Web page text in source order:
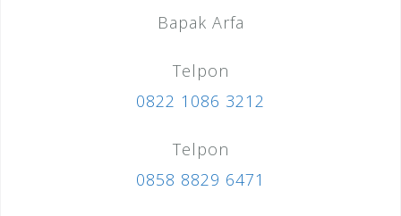
Bapak Arfa
Telpon
0822 1086 3212
Telpon
0858 8829 6471